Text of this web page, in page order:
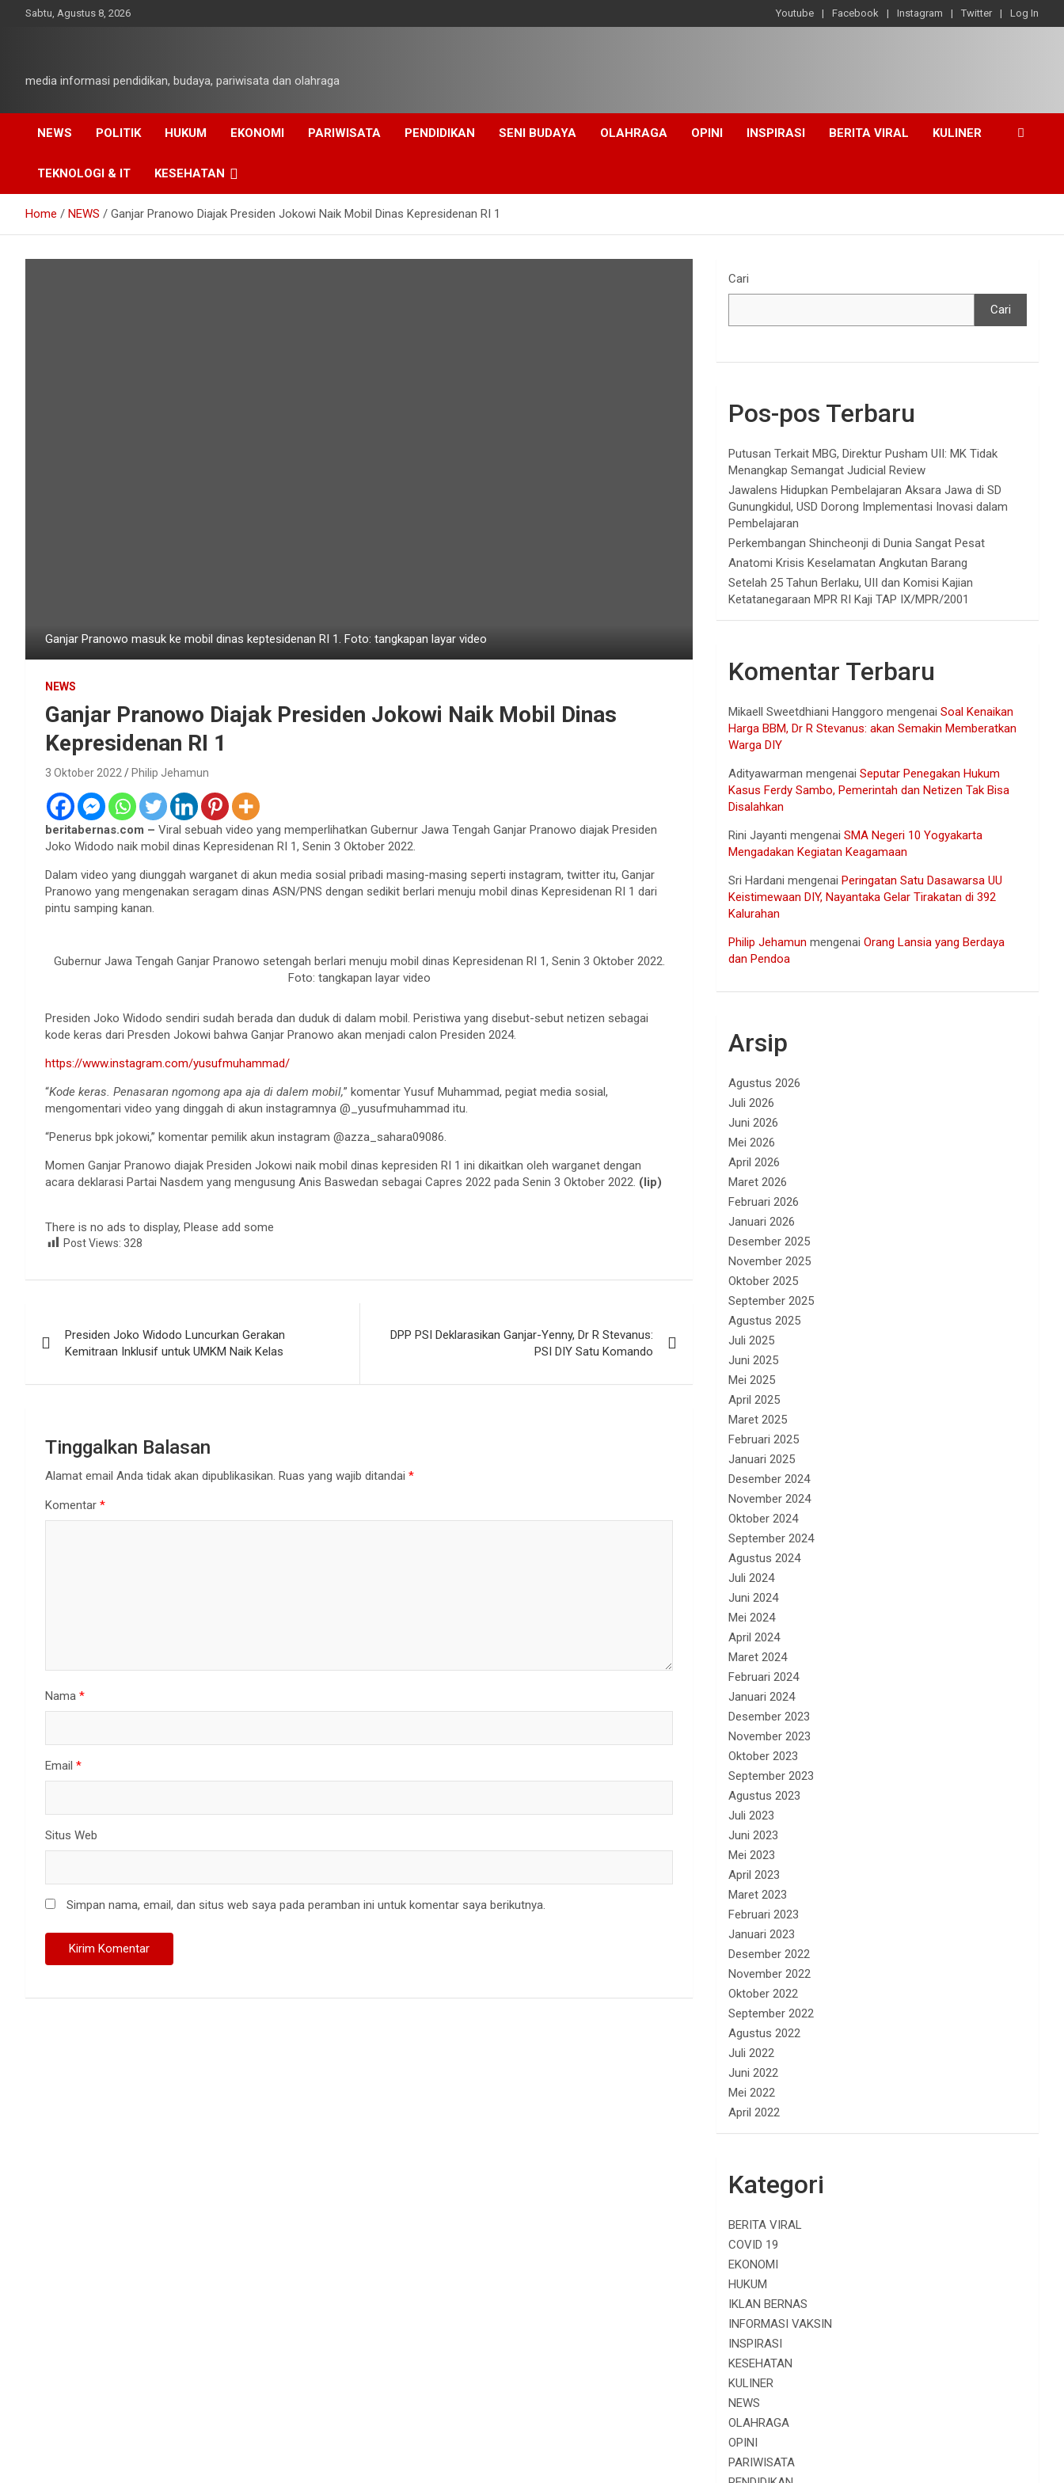
Sabtu, Agustus 8, 2026 Youtube Facebook Instagram Twitter Log In
media informasi pendidikan, budaya, pariwisata dan olahraga
NEWS POLITIK HUKUM EKONOMI PARIWISATA PENDIDIKAN SENI BUDAYA OLAHRAGA OPINI INSPIRASI BERITA VIRAL KULINER
TEKNOLOGI & IT KESEHATAN
Home NEWS Ganjar Pranowo Diajak Presiden Jokowi Naik Mobil Dinas Kepresidenan RI 1
Ganjar Pranowo masuk ke mobil dinas keptesidenan RI 1. Foto: tangkapan layar video
NEWS
Ganjar Pranowo Diajak Presiden Jokowi Naik Mobil Dinas
Kepresidenan RI 1
3 Oktober 2022 Philip Jehamun
beritabernas.com – Viral sebuah video yang memperlihatkan Gubernur Jawa Tengah Ganjar Pranowo diajak Presiden
Joko Widodo naik mobil dinas Kepresidenan RI 1, Senin 3 Oktober 2022.
Dalam video yang diunggah warganet di akun media sosial pribadi masing-masing seperti instagram, twitter itu, Ganjar
Pranowo yang mengenakan seragam dinas ASN/PNS dengan sedikit berlari menuju mobil dinas Kepresidenan RI 1 dari
pintu samping kanan.
Gubernur Jawa Tengah Ganjar Pranowo setengah berlari menuju mobil dinas Kepresidenan RI 1, Senin 3 Oktober 2022.
Foto: tangkapan layar video
Presiden Joko Widodo sendiri sudah berada dan duduk di dalam mobil. Peristiwa yang disebut-sebut netizen sebagai
kode keras dari Presden Jokowi bahwa Ganjar Pranowo akan menjadi calon Presiden 2024.
https://www.instagram.com/yusufmuhammad/
“Kode keras. Penasaran ngomong apa aja di dalem mobil,” komentar Yusuf Muhammad, pegiat media sosial,
mengomentari video yang dinggah di akun instagramnya @_yusufmuhammad itu.
“Penerus bpk jokowi,” komentar pemilik akun instagram @azza_sahara09086.
Momen Ganjar Pranowo diajak Presiden Jokowi naik mobil dinas kepresiden RI 1 ini dikaitkan oleh warganet dengan
acara deklarasi Partai Nasdem yang mengusung Anis Baswedan sebagai Capres 2022 pada Senin 3 Oktober 2022. (lip)
There is no ads to display, Please add some
Post Views: 328
pos
Presiden Joko Widodo Luncurkan Gerakan
Kemitraan Inklusif untuk UMKM Naik Kelas
DPP PSI Deklarasikan Ganjar-Yenny, Dr R Stevanus:
PSI DIY Satu Komando
Tinggalkan Balasan
Alamat email Anda tidak akan dipublikasikan. Ruas yang wajib ditandai *
Komentar *
Nama *
Email *
Situs Web
Simpan nama, email, dan situs web saya pada peramban ini untuk komentar saya berikutnya.
Cari
Cari
Pos-pos Terbaru
Putusan Terkait MBG, Direktur Pusham UII: MK Tidak
Menangkap Semangat Judicial Review
Jawalens Hidupkan Pembelajaran Aksara Jawa di SD
Gunungkidul, USD Dorong Implementasi Inovasi dalam
Pembelajaran
Perkembangan Shincheonji di Dunia Sangat Pesat
Anatomi Krisis Keselamatan Angkutan Barang
Setelah 25 Tahun Berlaku, UII dan Komisi Kajian
Ketatanegaraan MPR RI Kaji TAP IX/MPR/2001
Komentar Terbaru
Mikaell Sweetdhiani Hanggoro mengenaiSoal Kenaikan
Harga BBM, Dr R Stevanus: akan Semakin Memberatkan
Warga DIY
Adityawarman mengenaiSeputar Penegakan Hukum
Kasus Ferdy Sambo, Pemerintah dan Netizen Tak Bisa
Disalahkan
Rini Jayanti mengenaiSMA Negeri 10 Yogyakarta
Mengadakan Kegiatan Keagamaan
Sri Hardani mengenaiPeringatan Satu Dasawarsa UU
Keistimewaan DIY, Nayantaka Gelar Tirakatan di 392
Kalurahan
Philip Jehamun mengenaiOrang Lansia yang Berdaya
dan Pendoa
Arsip
Agustus 2026
Juli 2026
Juni 2026
Mei 2026
April 2026
Maret 2026
Februari 2026
Januari 2026
Desember 2025
November 2025
Oktober 2025
September 2025
Agustus 2025
Juli 2025
Juni 2025
Mei 2025
April 2025
Maret 2025
Februari 2025
Januari 2025
Desember 2024
November 2024
Oktober 2024
September 2024
Agustus 2024
Juli 2024
Juni 2024
Mei 2024
April 2024
Maret 2024
Februari 2024
Januari 2024
Desember 2023
November 2023
Oktober 2023
September 2023
Agustus 2023
Juli 2023
Juni 2023
Mei 2023
April 2023
Maret 2023
Februari 2023
Januari 2023
Desember 2022
November 2022
Oktober 2022
September 2022
Agustus 2022
Juli 2022
Juni 2022
Mei 2022
April 2022
Kategori
BERITA VIRAL
COVID 19
EKONOMI
HUKUM
IKLAN BERNAS
INFORMASI VAKSIN
INSPIRASI
KESEHATAN
KULINER
NEWS
OLAHRAGA
OPINI
PARIWISATA